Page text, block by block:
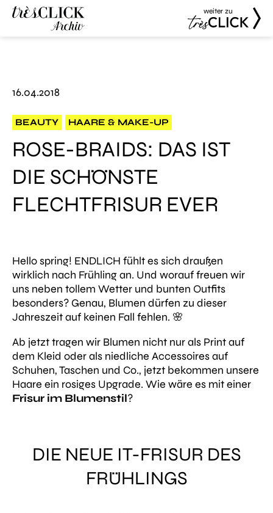
weiter zu
16.04.2018
BEAUTY HAARE & MAKE-UP
ROSE-BRAIDS: DAS IST
DIE SCHÖNSTE
FLECHTFRISUR EVER
Hello spring! ENDLICH fühlt es sich draußen
wirklich nach Frühling an. Und worauf freuen wir
uns neben tollem Wetter und bunten Outfits
besonders? Genau, Blumen dürfen zu dieser
Jahreszeit auf keinen Fall fehlen. 🌸
Ab jetzt tragen wir Blumen nicht nur als Print auf
dem Kleid oder als niedliche Accessoires auf
Schuhen, Taschen und Co., jetzt bekommen unsere
Haare ein rosiges Upgrade. Wie wäre es mit einer
Frisur im Blumenstil?
DIE NEUE IT-FRISUR DES
FRÜHLINGS